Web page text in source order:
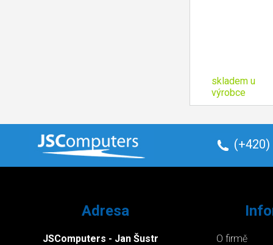
skladem u
výrobce
(+420)
Adresa
JSComputers - Jan Šustr
O firmě